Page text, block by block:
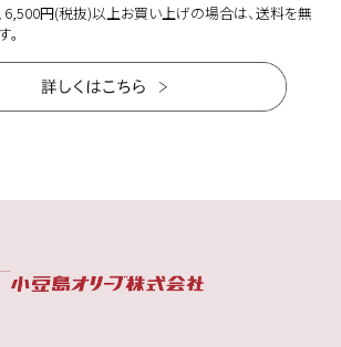
6,500円(税抜)以上お買い上げの場合は、送料を無